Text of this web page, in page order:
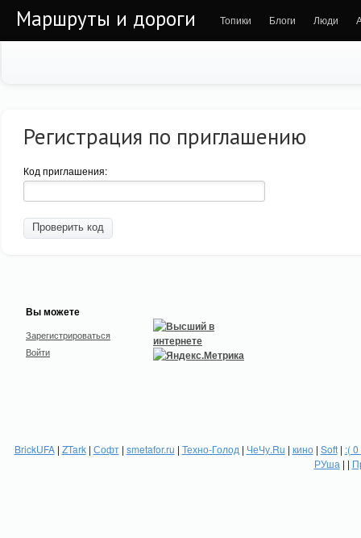
Маршруты и дороги Топики Блоги Люди
Регистрация по приглашению
Код приглашения:
Вы можете
Зарегистрироваться
Войти
BrickUFA| ZTark| Софт| smetafor.ru | Техно-Голод | ЧеЧу.Ru | кино| Soft| :(
РУша | |